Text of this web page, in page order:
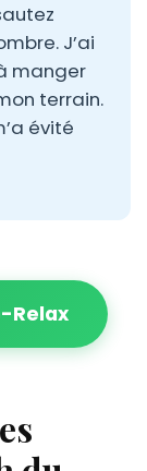
J’ai
manger
terrain.
évité
Relax